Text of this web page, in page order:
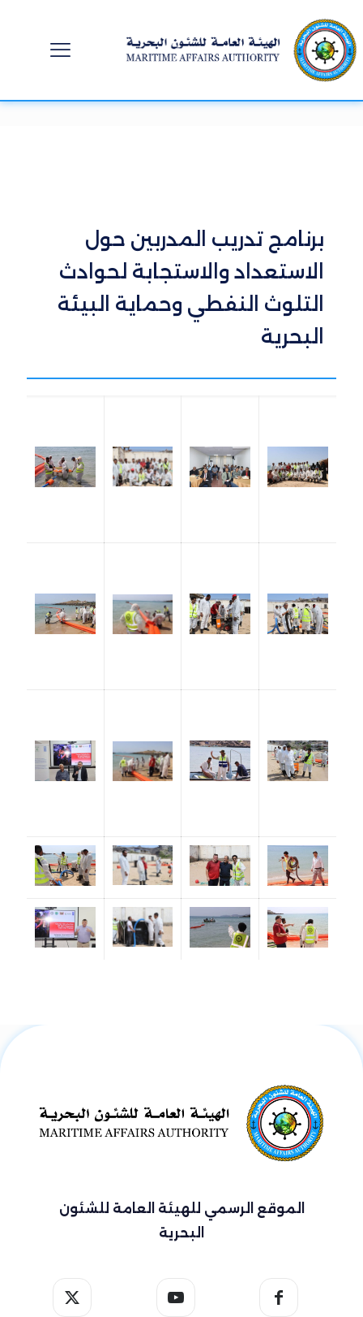
برنامج تدريب المدربين حول
الاستعداد والاستجابة لحوادث
التلوث النفطي وحماية البيئة
البحرية
الموقع الرسمي للهيئة العامة للشئون
البحرية